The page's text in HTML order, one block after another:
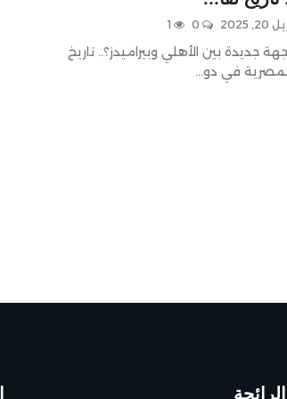
2025
جديدة بين الأهلي وبيراميدز؟.. تاريخ
في دو...